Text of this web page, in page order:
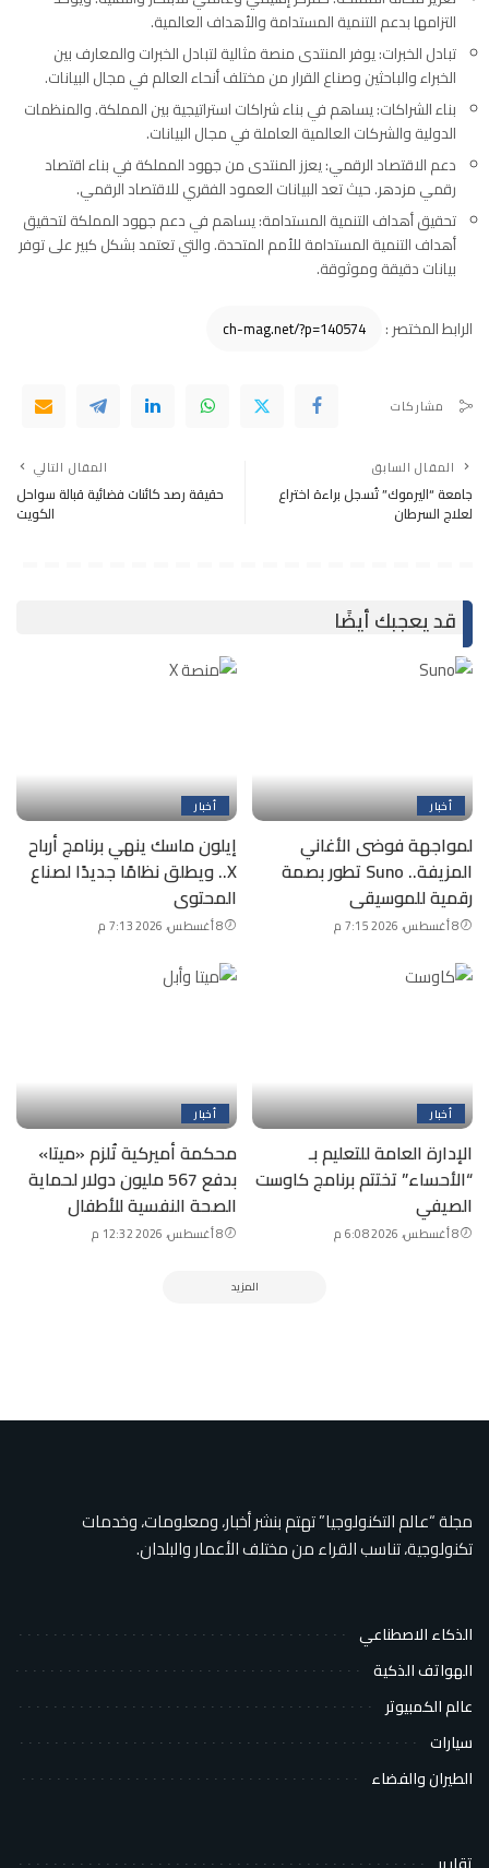
التزامها بدعم التنمية المستدامة والأهداف العالمية.
تبادل الخبرات: يوفر المنتدى منصة مثالية لتبادل الخبرات والمعارف بين
الخبراء والباحثين وصناع القرار من مختلف أنحاء العالم في مجال البيانات.
بناء الشراكات: يساهم في بناء شراكات استراتيجية بين المملكة. والمنظمات
الدولية والشركات العالمية العاملة في مجال البيانات.
دعم الاقتصاد الرقمي: يعزز المنتدى من جهود المملكة في بناء اقتصاد
رقمي مزدهر. حيث تعد البيانات العمود الفقري للاقتصاد الرقمي.
تحقيق أهداف التنمية المستدامة: يساهم في دعم جهود المملكة لتحقيق
أهداف التنمية المستدامة للأمم المتحدة. والتي تعتمد بشكل كبير على توفر
بيانات دقيقة وموثوقة.
الرابط المختصر :
مشاركات
المقال السابق
جامعة “اليرموك” تُسجل براءة اختراع
لعلاج السرطان
المقال التالي
حقيقة رصد كائنات فضائية قبالة سواحل
الكويت
قد يعجبك أيضًا
أخبار
لمواجهة فوضى الأغاني
المزيفة.. Suno تطور بصمة
رقمية للموسيقى
8 أغسطس، 2026 7:15 م
أخبار
إيلون ماسك ينهي برنامج أرباح
X.. ويطلق نظامًا جديدًا لصناع
المحتوى
8 أغسطس، 2026 7:13 م
أخبار
الإدارة العامة للتعليم بـ
“الأحساء” تختتم برنامج كاوست
الصيفي
8 أغسطس، 2026 6:08 م
أخبار
محكمة أميركية تُلزم «ميتا»
بدفع 567 مليون دولار لحماية
الصحة النفسية للأطفال
8 أغسطس، 2026 12:32 م
المزيد
مجلة “عالم التكنولوجيا” تهتم بنشر أخبار، ومعلومات، وخدمات
تكنولوجية، تناسب القراء من مختلف الأعمار والبلدان.
الذكاء الاصطناعي
الهواتف الذكية
عالم الكمبيوتر
سيارات
الطيران والفضاء